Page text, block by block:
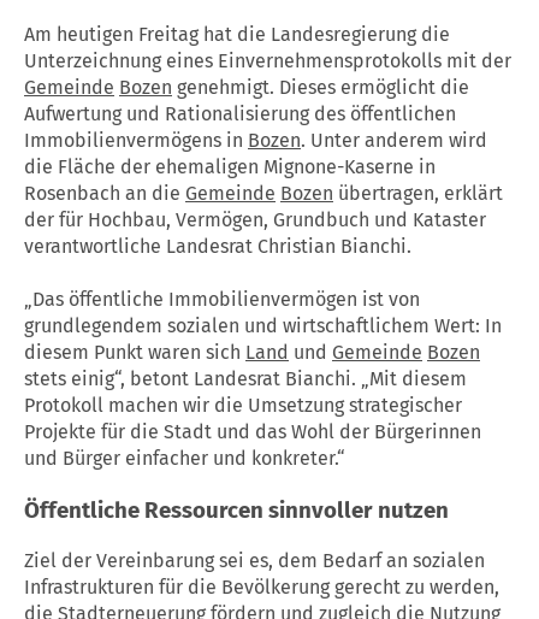
Am heutigen Freitag hat die Landesregierung die
Unterzeichnung eines Einvernehmensprotokolls mit der
Gemeinde Bozen genehmigt. Dieses ermöglicht die
Aufwertung und Rationalisierung des öffentlichen
Immobilienvermögens in Bozen. Unter anderem wird
die Fläche der ehemaligen Mignone-Kaserne in
Rosenbach an die Gemeinde Bozen übertragen, erklärt
der für Hochbau, Vermögen, Grundbuch und Kataster
verantwortliche Landesrat Christian Bianchi.
„Das öffentliche Immobilienvermögen ist von
grundlegendem sozialen und wirtschaftlichem Wert: In
diesem Punkt waren sich Land und Gemeinde Bozen
stets einig“, betont Landesrat Bianchi. „Mit diesem
Protokoll machen wir die Umsetzung strategischer
Projekte für die Stadt und das Wohl der Bürgerinnen
und Bürger einfacher und konkreter.“
Öffentliche Ressourcen sinnvoller nutzen
Ziel der Vereinbarung sei es, dem Bedarf an sozialen
Infrastrukturen für die Bevölkerung gerecht zu werden,
die Stadterneuerung fördern und zugleich die Nutzung